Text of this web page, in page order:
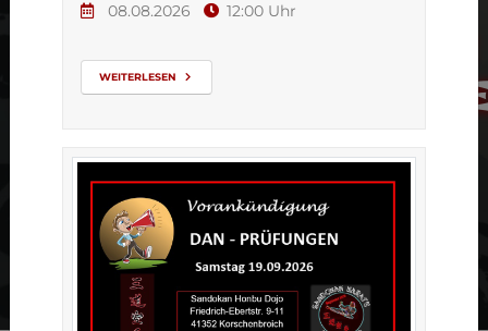
08.08.2026 12:00 Uhr
WEITERLESEN
Karate - Neuer
- für Kinder